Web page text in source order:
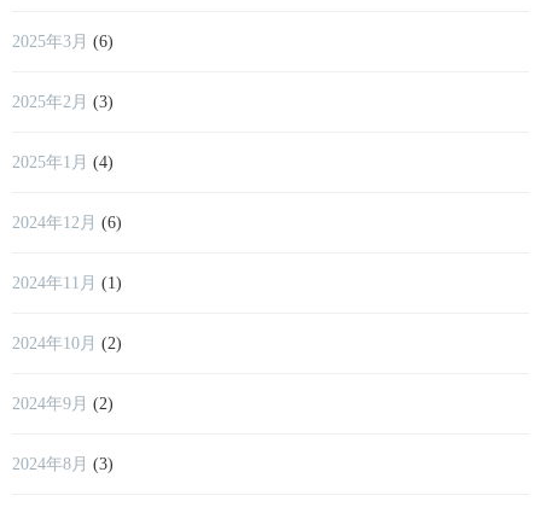
2025年3月 (6)
2025年2月 (3)
2025年1月 (4)
2024年12月 (6)
2024年11月 (1)
2024年10月 (2)
2024年9月 (2)
2024年8月 (3)